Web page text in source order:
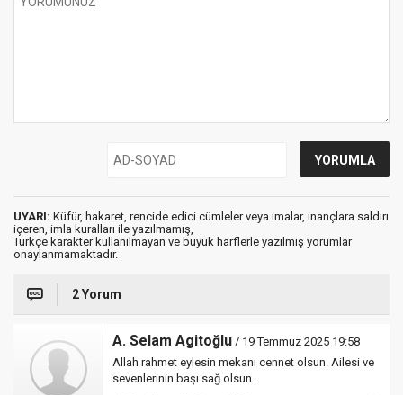
UYARI: Küfür, hakaret, rencide edici cümleler veya imalar, inançlara saldırı
içeren, imla kuralları ile yazılmamış,
Türkçe karakter kullanılmayan ve büyük harflerle yazılmış yorumlar
onaylanmamaktadır.
2 Yorum
A. Selam Agitoğlu / 19 Temmuz 2025 19:58
Allah rahmet eylesin mekanı cennet olsun. Ailesi ve
sevenlerinin başı sağ olsun.